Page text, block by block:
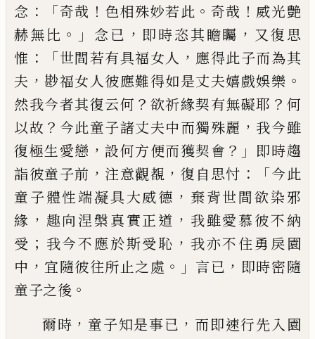
念 ：「奇哉 ！ 色相殊妙若此 。 奇哉 ！ 威光艶
赫無比 。」 念已 ， 即時恣其瞻矚 ， 又復思
惟 ：「世間若有具福女人 ， 應得此子而為其
夫 ，尠福女人彼應難得如是丈夫嬉戲娛樂 。
然我今者其復云何 ？ 欲祈緣契有無礙耶 ？ 何
以故 ？ 今此童子諸丈夫中而獨殊麗 ， 我今雖
復極生愛戀 ，設何方便而獲契會 ？」 即時趨
詣彼童子前 ， 注意觀覩 ， 復自思忖 ：「今此
童子體性端凝具大威德 ， 棄背世間欲染邪
緣 ， 趣向涅槃真實正道 ， 我雖愛慕彼不納
受 ； 我今不應於斯受恥 ， 我亦不住勇戾園
中 ， 宜隨彼往所止之處 。」 言已 ， 即時密隨
童子之後 。
爾時 ， 童子知是事已 ， 而即速行先入園